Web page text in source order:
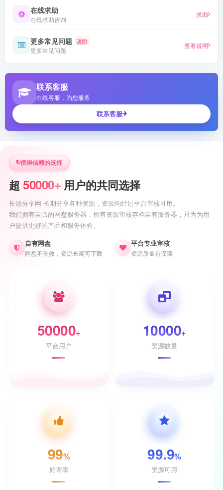
在线求助
在线求助咨询
求助
更多常见问题 进阶
更多常见问题
查看说明
联系客服
在线客服，为您服务
联系客服
值得信赖的选择
超 50000+ 用户的共同选择
长游分享网 长期分享各种资源，资源均经过平台审核可用。
我们拥有自己的网盘服务器，所有资源审核存档自有服务器，只为为用
户提供更好的产品和服务体验。
自有网盘
网盘不失效，资源长期可下载
平台专业审核
资源质量有保障
50000+
平台用户
10000+
资源数量
99%
好评率
99.9%
资源可用